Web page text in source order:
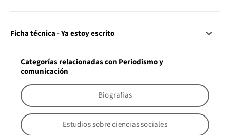
Ficha técnica - Ya estoy escrito
Categorías relacionadas con Periodismo y
comunicación
Biografías
Estudios sobre ciencias sociales